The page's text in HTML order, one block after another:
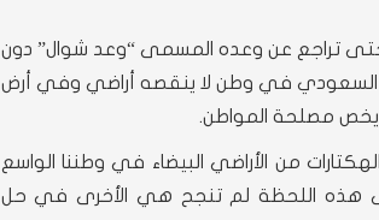
حتى تراجع عن وعده المسمى “وعد شوال” دون
السعودي في وطن لا ينقصه أراضي وفي أرض
يخص مصلحة المواطن.
من الأراضي البيضاء في وطننا الواسع
هذه اللحظة لم تنجح هي الأخرى في حل